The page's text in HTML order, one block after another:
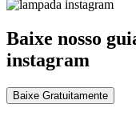
Baixe nosso
instagram
Baixe Gratuitamente